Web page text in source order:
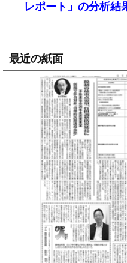
レポート」の分析結
最近の紙面